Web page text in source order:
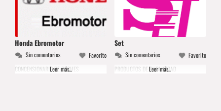
Honda Ebromotor
Sin comentarios
Favorito
CONCENSIONARIO DE COCHES
Leer más...
Set
Sin comentarios
Favorito
PRODUCTOS DE PUBLICIDAD
Leer más...